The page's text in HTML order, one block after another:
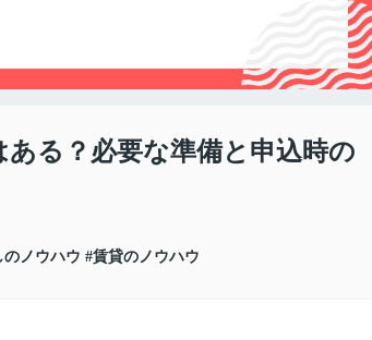
ある？必要な準備と申込時の
のノウハウ #賃貸のノウハウ